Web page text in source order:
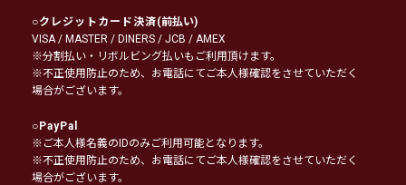
○クレジットカード決済(前払い)
VISA / MASTER / DINERS / JCB / AMEX
※分割払い・リボルビング払いもご利用頂けます。
※不正使用防止のため、お電話にてご本人様確認をさせていただく
場合がございます。
○PayPal
※ご本人様名義のIDのみご利用可能となります。
※不正使用防止のため、お電話にてご本人様確認をさせていただく
場合がございます。